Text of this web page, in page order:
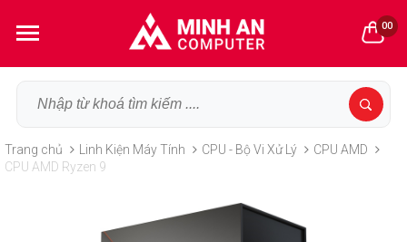
00
Trang chủ Linh Kiện Máy Tính CPU - Bộ Vi Xử Lý
CPU AMD
CPU AMD Ryzen 9